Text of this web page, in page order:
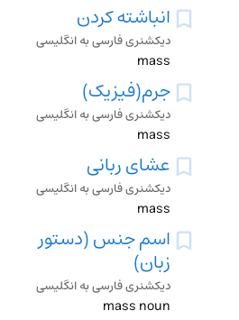
انباشته کردن
دیکشنری فارسی به انگلیسی
mass
جرم(فیزیک)
دیکشنری فارسی به انگلیسی
mass
عشای ربانی
دیکشنری فارسی به انگلیسی
mass
اسم جنس (دستور
زبان)
دیکشنری فارسی به انگلیسی
mass noun